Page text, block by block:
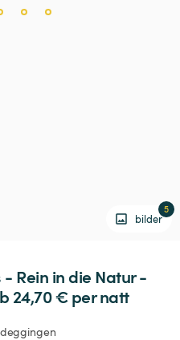
bilder
5
- Rein indie Natur-
24,70 € per natt